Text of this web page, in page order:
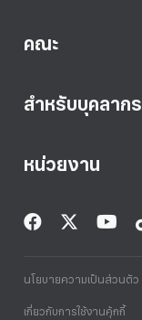
คณะ
สำหรับบุคลากร
หน่วยงาน
นโยบายความเป็นส่วนตัว
เกี่ยวกับการใช้งานคุ้กกี้